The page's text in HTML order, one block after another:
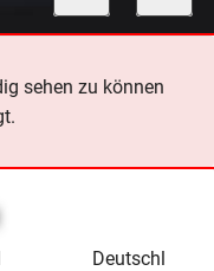
sehen zu können
Deutschland